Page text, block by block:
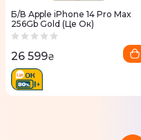
Б/В Apple iPhone 14 Pro Max
256Gb Gold (Це Ок)
26 599₴